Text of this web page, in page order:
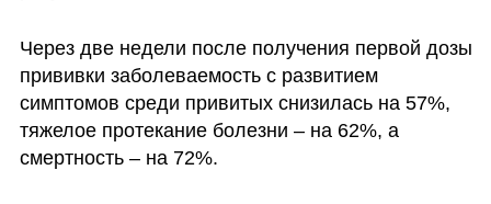
Через две недели после получения первой дозы
прививки заболеваемость с развитием
симптомов среди привитых снизилась на 57%,
тяжелое протекание болезни – на 62%, а
смертность – на 72%.